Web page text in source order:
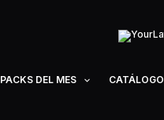
PACKS DEL MES CATÁLOGO